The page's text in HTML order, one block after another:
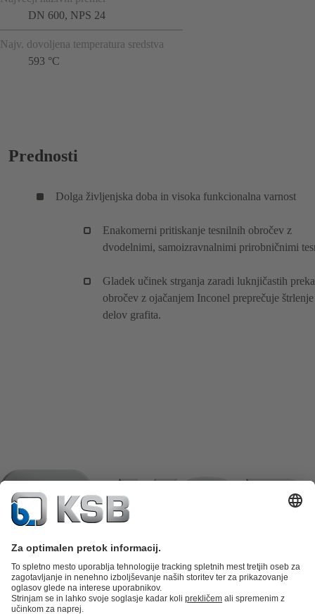
DN 600, NPS 24
Najv. dovoljena temperatura sredstva
593 °C
Prednosti
Dolga življenjska doba in visoka funkcionalna varnost
Enakomerni pritiskanje tesnilnih obročev z
dvodelnimi, samoizravnalnimi prirobničnimi
Gladek učinek strganja zaradi luknjičastih
obročev z ojačanjem Inconel preprečuje štrlenje
delov grafita.